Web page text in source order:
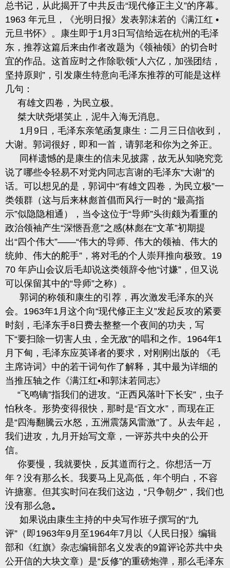
总书记，从此揭开了中共反击“现代修正主义”的序幕。
1963 年元旦，《光明日报》发表郭沫若的《满江红 •
元旦书怀》。康生即于1月 3 日写信给远在杭州的毛泽
东，推荐这篇后来由作者改题为《领袖领》的切合时
宜的作品。这首应时之作除歌领“人六亿，加强团结，
坚持原则”，引发康生特意向毛泽东推荐的可能是这样
几句：
有雄文四卷，为民立极。
桀大吠尧堪笑止，泥牛入海无消息。
1月 9 日，毛泽东亲笔函复康生：二月三日信收到，
大谢。郭词很好，即和一首，请郭老和你为之斧正。
同样遗憾的是康生的信未见披露，故无从知哓究竞
说了哪些令轻易不对党内同志言谢的毛泽东“大谢”的
话。可以想见的是，郭词中“有雄文四卷，为民立极”一
类领群 （这与后来林彪首倡而风行一时的 “最高指
示”似隐隐相通），当令这位于“导师”头街颇为看重的
政治领袖产生“深愜吾意”之感(林彪在“文革”初期提
出“四个伟大”——“伟大的导师、伟大的领袖、伟大的
统帅、伟大的舵手”，将对毛的个人崇拜推向极致。 19
70 年庐山会议后毛却说这类领辞令他“讨嫌”，但又说
可以保留其中的“导师”之称）。
郭词的称领和康生的引荐，再次激发毛泽东的兴
会。 1963年1月这个向“现代修正主义”发起反攻的紧要
时刻，毛泽东手8 日费去整整一个夜间的功夫，写
下“要扫除一切害人虫，全无敌”的唱和之作。 1964年1
月下甸，毛泽东应英译者的要求，对刚刚出版的 《毛
主席诗词》中的若干词句作了解释，其中最为详细的
当推压轴之作《满江红•和郭沫若同志》
“飞鸣镝”指我们的进攻。“正西风落叶下长安”，虫子
怕秋冬。形势变得很快，那时是“百文水”，而现在正
是“四海翻騰云水怒，五洲震荡风雷激”了。从去年起，
我们进攻，九月开始写文章，一评苏共中央的公开
信。
你要慢，我就要快，反其道而行之。你想活一万
年？没有那么长。我要马上见高低，年个明白，不容
许搪塞。但其实时问在我们这边，“只争朝夕”，我们也
没有那么急。
如果说由康生主持的中央写作班子撰写的“九
评”（即1963年9月至1964年7月以《人民日报》编辑
部和《红旗》杂志编辑部名义发表的9篇评论苏共中央
公开信的大块文章）是“反修”的重磅炮弹，那么毛泽东